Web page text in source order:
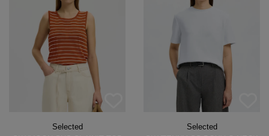
Selected
Selected